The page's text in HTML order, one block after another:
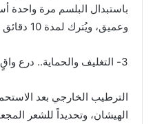
باستبدال البلسم مرة واحدة
وعميق، ويُترك لمدة 10 دقائق قبل شطفه.
3- التغليف والحماية.. درع واقٍ ضد الهيشان
الترطيب الخارجي بعد
الهيشان، وتحديداً للشعر